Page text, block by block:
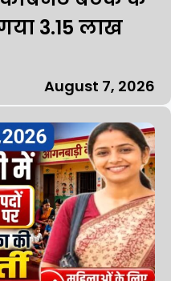
3.15 लाख
August 7, 2026